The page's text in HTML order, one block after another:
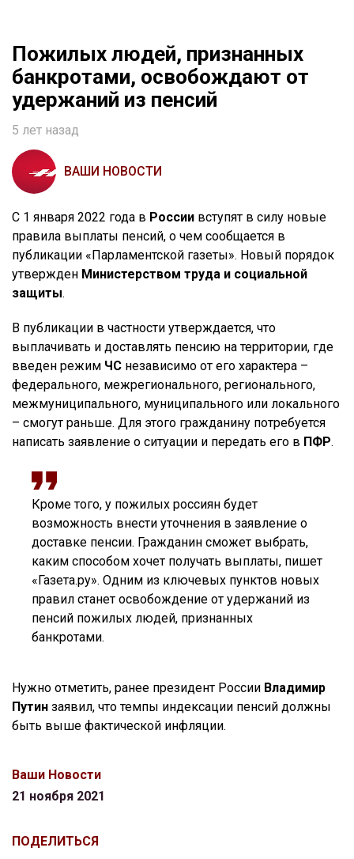
Пожилых людей, признанных
банкротами, освобождают от
удержаний из пенсий
5 лет назад
ВАШИ НОВОСТИ
С 1 января 2022 года в России вступят в силу новые
правила выплаты пенсий, о чем сообщается в
публикации «Парламентской газеты». Новый порядок
утвержден Министерством труда и социальной
защиты.
В публикации в частности утверждается, что
выплачивать и доставлять пенсию на территории, где
введен режим ЧС независимо от его характера –
федерального, межрегионального, регионального,
межмуниципального, муниципального или локального
– смогут раньше. Для этого гражданину потребуется
написать заявление о ситуации и передать его в ПФР.
Кроме того, у пожилых россиян будет
возможность внести уточнения в заявление о
доставке пенсии. Гражданин сможет выбрать,
каким способом хочет получать выплаты, пишет
«Газета.ру». Одним из ключевых пунктов новых
правил станет освобождение от удержаний из
пенсий пожилых людей, признанных
банкротами.
Нужно отметить, ранее президент России Владимир
Путин заявил, что темпы индексации пенсий должны
быть выше фактической инфляции.
Ваши Новости
21 ноября 2021
ПОДЕЛИТЬСЯ